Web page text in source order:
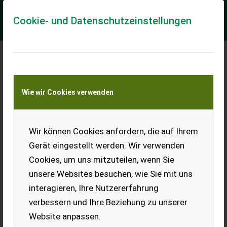
Cookie- und Datenschutzeinstellungen
Wie wir Cookies verwenden
Wir können Cookies anfordern, die auf Ihrem
Gerät eingestellt werden. Wir verwenden
Cookies, um uns mitzuteilen, wenn Sie
unsere Websites besuchen, wie Sie mit uns
interagieren, Ihre Nutzererfahrung
verbessern und Ihre Beziehung zu unserer
Website anpassen.
Meine Transportkostenanfrage
Transport von Land- und Baumaschinen –
KEINE Tiertransporte
Pöttinger Trend 2
abzugeben, sofort
einsatzfähig.
EUR 0